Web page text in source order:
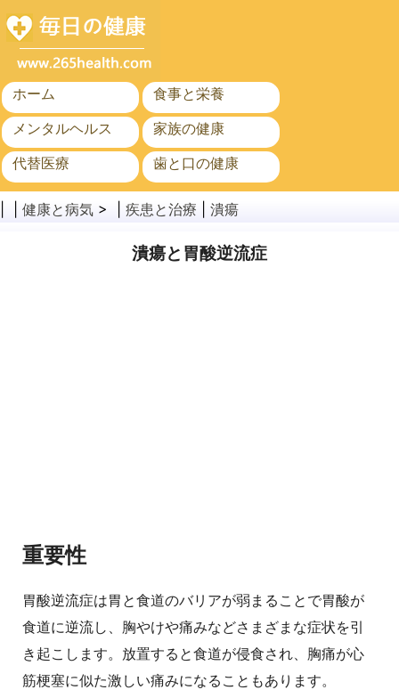
ホーム
食事と栄養
メンタルヘルス
家族の健康
代替医療
歯と口の健康
がん
公衆衛生
健康と病気 > | 疾患と治療 潰瘍
潰瘍と胃酸逆流症
重要性
胃酸逆流症は胃と食道のバリアが弱まることで胃酸が
食道に逆流し、胸やけや痛みなどさまざまな症状を引
き起こします。放置すると食道が侵食され、胸痛が心
筋梗塞に似た激しい痛みになることもあります。